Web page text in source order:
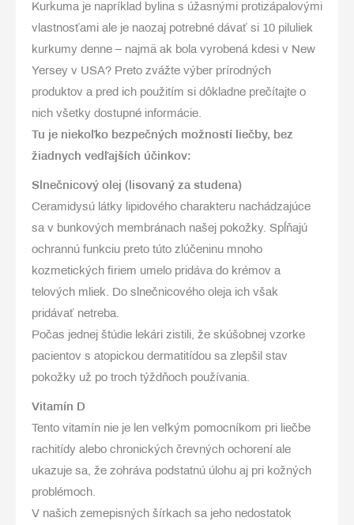
Kurkuma je napríklad bylina s úžasnými protizápalovými
vlastnosťami ale je naozaj potrebné dávať si 10 piluliek
kurkumy denne – najmä ak bola vyrobená kdesi v New
Yersey v USA? Preto zvážte výber prírodných
produktov a pred ich použitím si dôkladne prečítajte o
nich všetky dostupné informácie.
Tu je niekoľko bezpečných možností liečby, bez
žiadnych vedľajších účinkov:
Slnečnicový olej (lisovaný za studena)
Ceramidysú látky lipidového charakteru nachádzajúce
sa v bunkových membránach našej pokožky. Spĺňajú
ochrannú funkciu preto túto zlúčeninu mnoho
kozmetických firiem umelo pridáva do krémov a
telových mliek. Do slnečnicového oleja ich však
pridávať netreba.
Počas jednej štúdie lekári zistili, že skúšobnej vzorke
pacientov s atopickou dermatitídou sa zlepšil stav
pokožky už po troch týždňoch používania.
Vitamín D
Tento vitamín nie je len veľkým pomocníkom pri liečbe
rachitídy alebo chronických črevných ochorení ale
ukazuje sa, že zohráva podstatnú úlohu aj pri kožných
problémoch.
V našich zemepisných šírkach sa jeho nedostatok